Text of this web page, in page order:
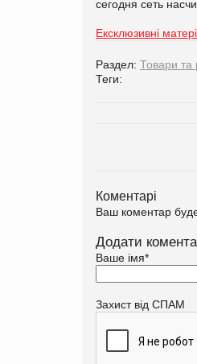
сегодня сеть
Ексклюзивні
Раздел: Товари та
Теги:
Коментарі
Ваш коментар
Додати
Ваше імя*
Захист від СПАМ